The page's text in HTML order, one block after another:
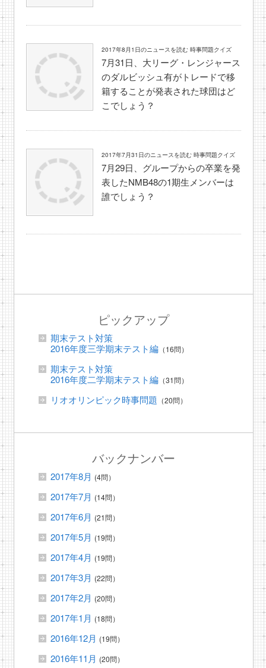
2017年8月1日のニュースを読む 時事問題クイズ
7月31日、大リーグ・レンジャース
のダルビッシュ有がトレードで移
籍することが発表された球団はど
こでしょう？
2017年7月31日のニュースを読む 時事問題クイズ
7月29日、グループからの卒業を発
表したNMB48の1期生メンバーは
誰でしょう？
ピックアップ
期末テスト対策
2016年度三学期末テスト編（16問）
期末テスト対策
2016年度二学期末テスト編（31問）
リオオリンピック時事問題 （20問）
バックナンバー
2017年8月 (4問）
2017年7月 (14問）
2017年6月 (21問）
2017年5月 (19問）
2017年4月 (19問）
2017年3月 (22問）
2017年2月 (20問）
2017年1月 (18問）
2016年12月 (19問）
2016年11月 (20問）